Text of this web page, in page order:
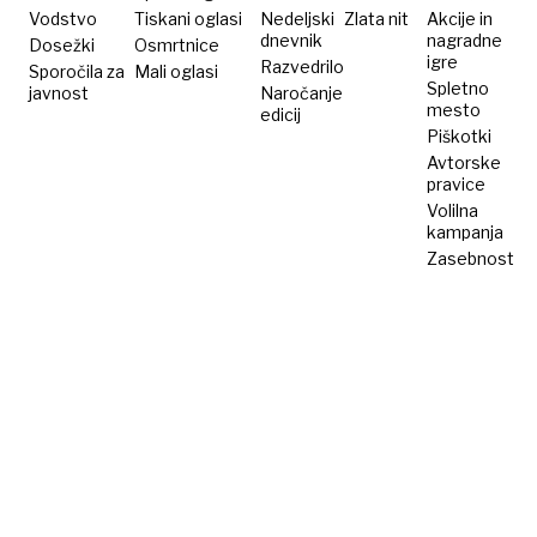
Vodstvo
Dosežki
Sporočila za
javnost
Tiskani oglasi
Osmrtnice
Mali oglasi
Nedeljski
dnevnik
Razvedrilo
Naročanje
edicij
Zlata nit
Akcije in
nagradne
igre
Spletno
mesto
Piškotki
Avtorske
pravice
Volilna
kampanja
Zasebnost